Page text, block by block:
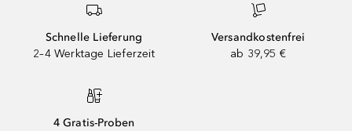
Schnelle Lieferung
2–4 Werktage Lieferzeit
Versandkostenfrei
ab 39,95 €
4 Gratis-Proben